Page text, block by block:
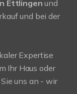
Ettlingen und
und bei der
Expertise
Ihr Haus oder
uns an - wir